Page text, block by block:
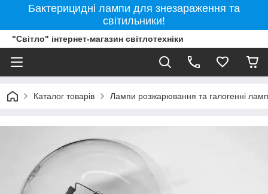
Бактерицидні лампи для знезараження та
світильники!
"Світло" інтернет-магазин світлотехніки
Каталог товарів Лампи розжарювання та галогенні